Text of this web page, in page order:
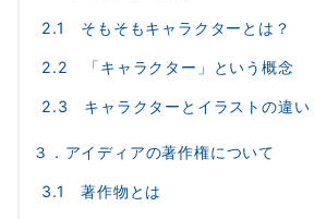
2.1 そもそもキャラクターとは？
2.2 「キャラクター」という概念
2.3 キャラクターとイラストの違い
３．アイディアの著作権について
3.1 著作物とは